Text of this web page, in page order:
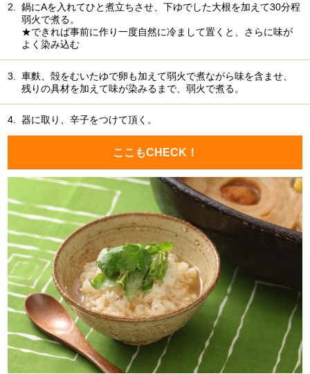
2.
鍋にAを入れてひと煮立ちさせ、下ゆでした大根を加えて30分程
弱火で煮る。
★できれば事前に作り一度自然に冷まして置くと、さらに味が
よく染み込む
3.
車麩、殻をむいたゆで卵も加えて弱火で煮ながら味を含ませ、
残りの具材を加えて味が染みるまで、弱火で煮る。
4. 器に取り、辛子をつけて頂く。
ここもCHECK！